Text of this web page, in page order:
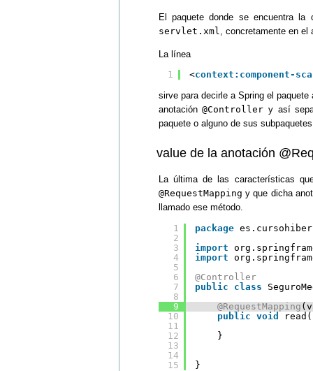
El paquete donde se encuentra
servlet.xml
, concretamente en
La línea
1
<context:component-
sirve para decirle a Spring el
anotación@Controller y así
paquete o alguno de sus
value de la anotación
La última de las características
@RequestMapping y que dicha
llamado ese método.
1
2
3
4
5
6
7
8
9
10
11
12
13
14
15
package
import
import
@Controller
public
class
@RequestMapping
public void
}
}